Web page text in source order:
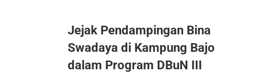
Jejak Pendampingan Bina
Swadaya di Kampung Bajo
dalam Program DBuN III